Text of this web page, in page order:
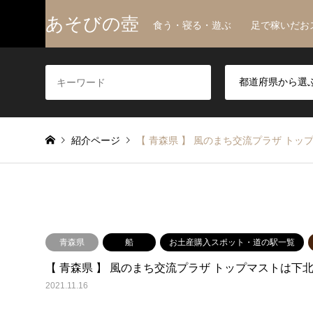
あそびの壺 食う・寝る・遊ぶ 足で稼いだお
紹介ページ 【 青森県 】 風のまち交流プラザ ト
青森県 船 お土産購入スポット・道の駅一覧
【 青森県 】 風のまち交流プラザ トップマストは
2021.11.16